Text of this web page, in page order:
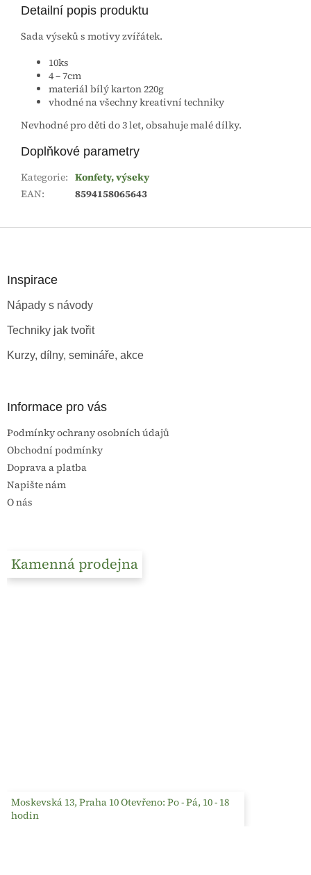
Detailní popis produktu
Sada výseků s motivy zvířátek.
10ks
4 – 7cm
materiál bílý karton 220g
vhodné na všechny kreativní techniky
Nevhodné pro děti do 3 let, obsahuje malé dílky.
Doplňkové parametry
Kategorie: Konfety, výseky
EAN: 8594158065643
Inspirace
Nápady s návody
Techniky jak tvořit
Kurzy, dílny, semináře, akce
Informace pro vás
Podmínky ochrany osobních údajů
Obchodní podmínky
Doprava a platba
Napište nám
O nás
Kamenná prodejna
Moskevská 13, Praha 10 Otevřeno: Po - Pá, 10 - 18
hodin